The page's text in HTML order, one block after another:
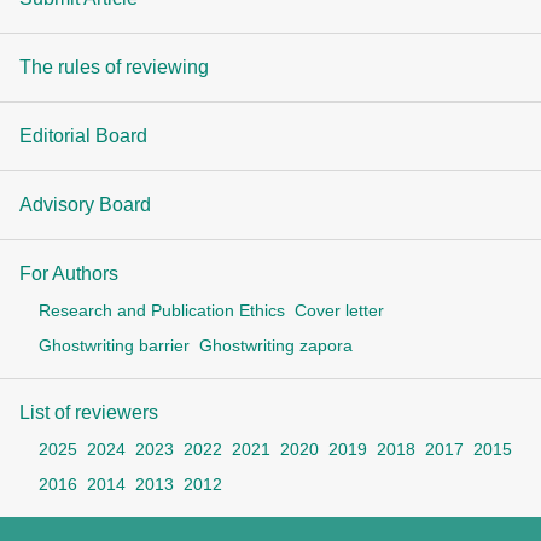
The rules of reviewing
Editorial Board
Advisory Board
For Authors
Research and Publication Ethics Cover letter
Ghostwriting barrier Ghostwriting zapora
List of reviewers
2025 2024 2023 2022 2021 2020 2019 2018 2017
2015
2016 2014 2013 2012